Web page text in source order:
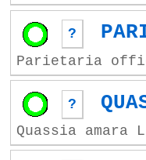
?
Parietaria
?
Quassia amara